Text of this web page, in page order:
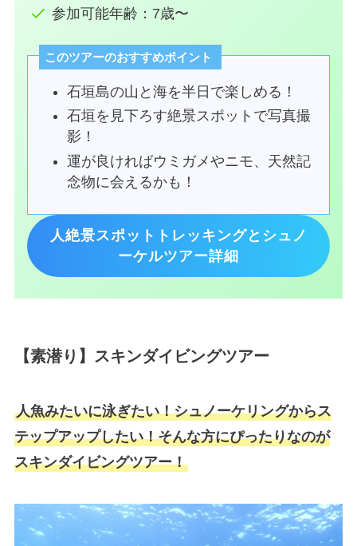
参加可能年齢：7歳〜
このツアーのおすすめポイント
石垣島の山と海を半日で楽しめる！
石垣を見下ろす絶景スポットで写真撮
影！
運が良ければウミガメやニモ、天然記
念物に会えるかも！
人絶景スポットトレッキングとシュノ
ーケルツアー詳細
【素潜り】スキンダイビングツアー
人魚みたいに泳ぎたい！シュノーケリングからス
テップアップしたい！そんな方にぴったりなのが
スキンダイビングツアー！